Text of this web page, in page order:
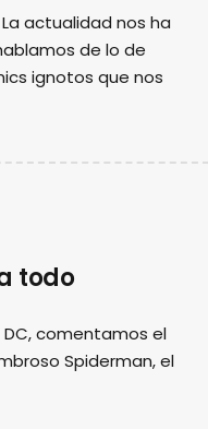
La actualidad nos ha
de lo de
ignotos que nos
todo
comentamos el
Spiderman, el